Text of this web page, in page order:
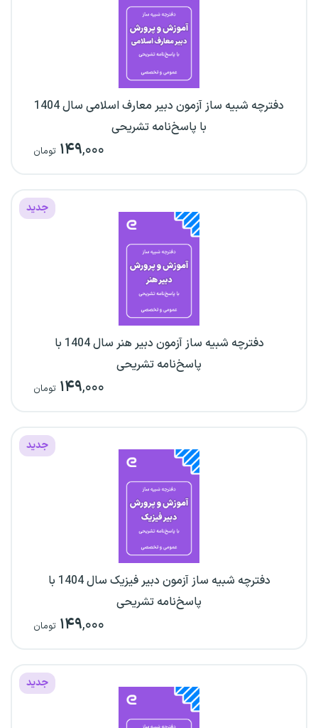
دفترچه شبیه ساز آزمون دبیر معارف اسلامی سال 1404
با پاسخ‌نامه تشریحی
۱۴۹,۰۰۰ تومان
جدید
دفترچه شبیه ساز آزمون دبیر هنر سال 1404 با
پاسخ‌نامه تشریحی
۱۴۹,۰۰۰ تومان
جدید
دفترچه شبیه ساز آزمون دبیر فیزیک سال 1404 با
پاسخ‌نامه تشریحی
۱۴۹,۰۰۰ تومان
جدید